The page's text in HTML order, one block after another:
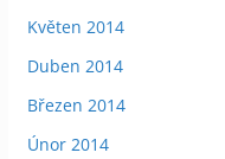
Květen 2014
Duben 2014
Březen 2014
Únor 2014